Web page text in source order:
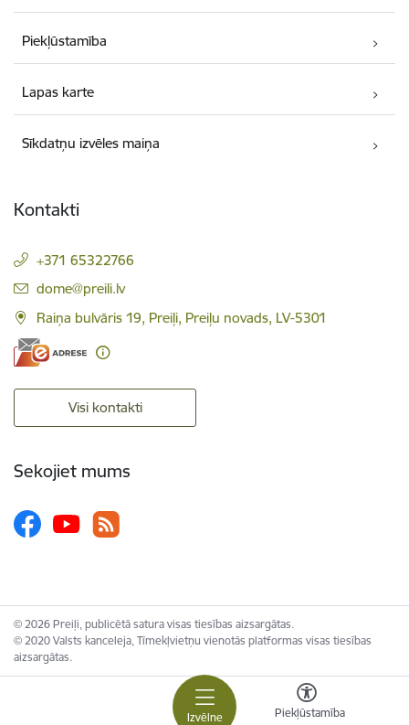
Izvēlne Piekļūstamība
Piekļūstamība
Lapas karte
Sīkdatņu izvēles maiņa
Kontakti
+371 65322766
E-pasts:
dome@preili.lv
Raiņa bulvāris 19, Preiļi, Preiļu novads, LV-5301
Visi kontakti
Sekojiet mums
© 2026 Preiļi, publicētā satura visas tiesības aizsargātas.
© 2020 Valsts kanceleja, Tīmekļvietņu vienotās platformas visas tiesības
aizsargātas.